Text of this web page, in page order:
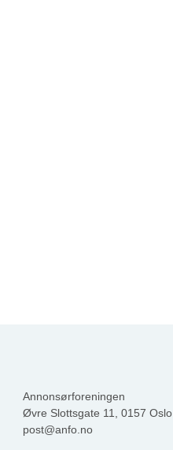
Annonsørforeningen
Øvre Slottsgate 11, 0157 Oslo
post@anfo.no